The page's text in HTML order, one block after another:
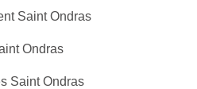
Saint Ondras
Ondras
Saint Ondras